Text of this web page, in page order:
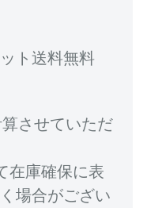
ト送料無料
させていただ
在庫確保に表
場合がござい